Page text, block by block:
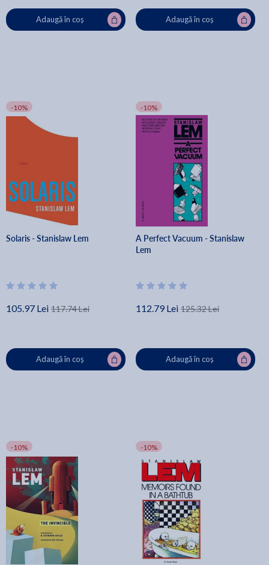
Adaugă în coș Adaugă în coș
-10%
Solaris - Stanislaw Lem
105.97 Lei 117.74 Lei
Adaugă în coș
-10%
A Perfect Vacuum - Stanislaw
Lem
112.79 Lei 125.32 Lei
Adaugă în coș
-10% -10%